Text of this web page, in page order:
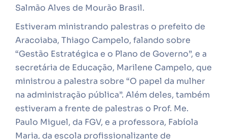
Salmão Alves de Mourão Brasil.
Estiveram ministrando palestras o prefeito de
Aracoiaba, Thiago Campelo, falando sobre
“Gestão Estratégica e o Plano de Governo”, e a
secretária de Educação, Marilene Campelo, que
ministrou a palestra sobre “O papel da mulher
na administração pública”. Além deles, também
estiveram a frente de palestras o Prof. Me.
Paulo Miguel, da FGV, e a professora, Fabíola
Maria, da escola profissionalizante de